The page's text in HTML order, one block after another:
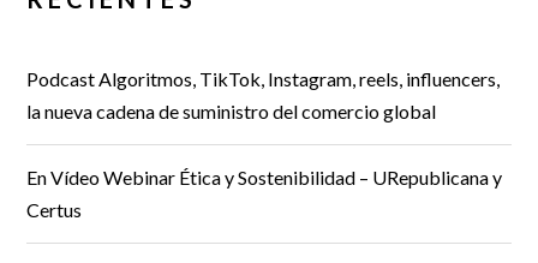
Podcast Algoritmos, TikTok, Instagram, reels, influencers,
la nueva cadena de suministro del comercio global
En Vídeo Webinar Ética y Sostenibilidad – URepublicana y
Certus